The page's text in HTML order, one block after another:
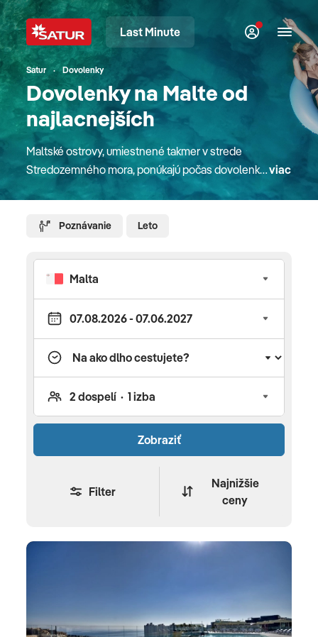
Last Minute
Satur Dovolenky
Dovolenky na Malte od
najlacnejších
Maltské ostrovy, umiestnené takmer v strede
Stredozemného mora, ponúkajú počas dovolenky
s CK SATUR aj v roku 2026 príťažlivosť jasných
pláží. V mestách sa nachádzajú stredoveké
kostoly a paláce odrážajúce bohatú históriu
ostrovov. Gozo je sesterský ostrov Malty a druhý
najväčší ostrov krajiny. Krajina pozostáva z kopcov,
na ktorých sú postavené byty, strmé údolia, drsné
útesy a vily, ktoré sa nachádzajú medzi
broskyňovými, citrónovými a olivovými hájmi. Na
najvýznamnejším mestom Vallette. Mesto sa
Street a Merchants Street. Pre detailné informácie
o destinácii, počasí, dôležitých kontaktoch a iných
zaujímavostiach si prečítajte v našom turistickom
sprievodcovi Maltou.
viac
Poznávanie Leto
Zobraziť
Filter
Najnižšie
ceny